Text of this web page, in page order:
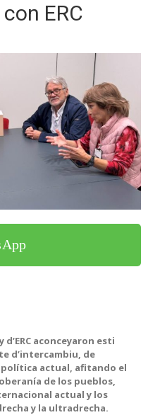
ERC
aconceyaron esti
d’intercambiu, de
actual, afitando el
de los pueblos,
actual y los
y la ultradrecha.